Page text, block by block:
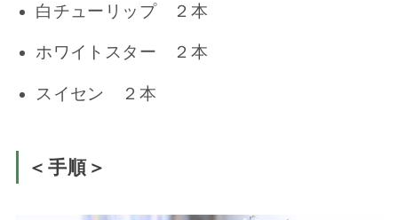
白チューリップ ２本
ホワイトスター ２本
スイセン ２本
＜手順＞